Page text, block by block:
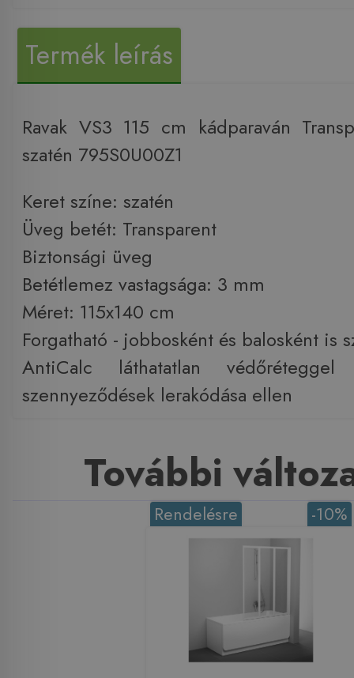
Termék leírás
Ravak VS3 115 cm kádparaván
szatén 795S0U00Z1
Keret színe: szatén
Üveg betét: Transparent
Biztonsági üveg
Betétlemez vastagsága: 3 mm
Méret: 115x140 cm
Forgatható - jobbosként és balosként is
AntiCalc láthatatlan
szennyeződések lerakódása ellen
További
-10%
Rendelésre